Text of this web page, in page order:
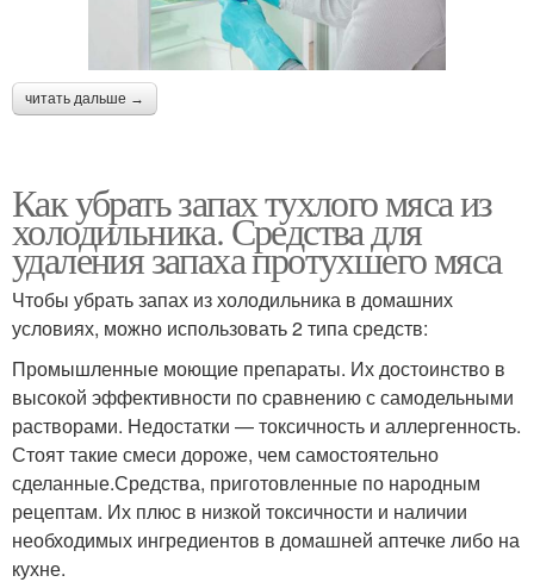
читать дальше →
Как убрать запах тухлого мяса из
холодильника. Средства для
удаления запаха протухшего мяса
Чтобы убрать запах из холодильника в домашних
условиях, можно использовать 2 типа средств:
Промышленные моющие препараты. Их достоинство в
высокой эффективности по сравнению с самодельными
растворами. Недостатки — токсичность и аллергенность.
Стоят такие смеси дороже, чем самостоятельно
сделанные.Средства, приготовленные по народным
рецептам. Их плюс в низкой токсичности и наличии
необходимых ингредиентов в домашней аптечке либо на
кухне.